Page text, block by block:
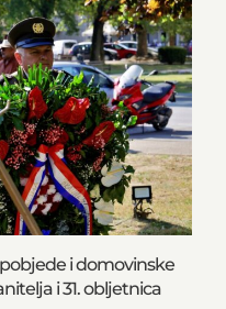
i domovinske
i 31. obljetnica